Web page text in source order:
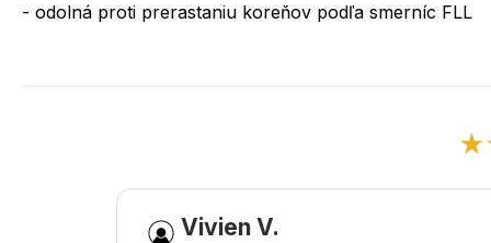
- odolná proti prerastaniu koreňov podľa smerníc FLL
Vivien V.